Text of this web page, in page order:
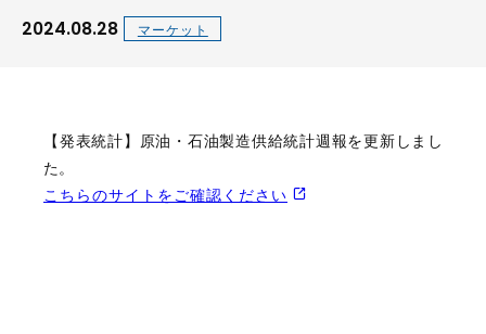
2024.08.28 マーケット
【発表統計】原油・石油製造供給統計週報を更新しまし
た。
こちらのサイトをご確認ください